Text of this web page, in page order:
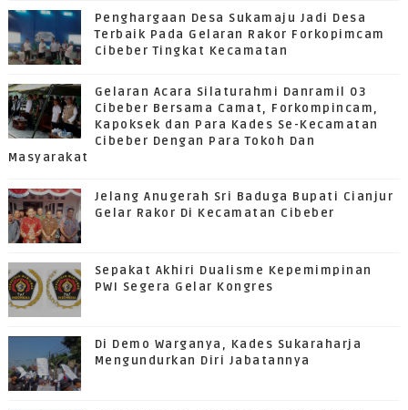
Penghargaan Desa Sukamaju Jadi Desa
Terbaik Pada Gelaran Rakor Forkopimcam
Cibeber Tingkat Kecamatan
Gelaran Acara Silaturahmi Danramil 03
Cibeber Bersama Camat, Forkompincam,
Kapoksek dan Para Kades Se-Kecamatan
Cibeber Dengan Para Tokoh Dan
Masyarakat
Jelang Anugerah Sri Baduga Bupati Cianjur
Gelar Rakor Di Kecamatan Cibeber
Sepakat Akhiri Dualisme Kepemimpinan
PWI Segera Gelar Kongres
Di Demo Warganya, Kades Sukaraharja
Mengundurkan Diri Jabatannya